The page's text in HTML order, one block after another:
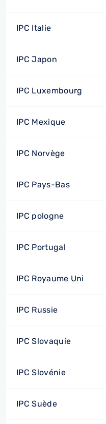
IPC Italie
IPC Japon
IPC Luxembourg
IPC Mexique
IPC Norvège
IPC Pays-Bas
IPC pologne
IPC Portugal
IPC Royaume Uni
IPC Russie
IPC Slovaquie
IPC Slovénie
IPC Suède